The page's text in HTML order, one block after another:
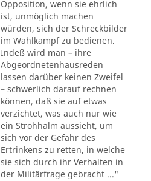
Opposition, wenn sie ehrlich
ist, unmöglich machen
würden, sich der Schreckbilder
im Wahlkampf zu bedienen.
Indeß wird man – ihre
Abgeordnetenhausreden
lassen darüber keinen Zweifel
– schwerlich darauf rechnen
können, daß sie auf etwas
verzichtet, was auch nur wie
ein Strohhalm aussieht, um
sich vor der Gefahr des
Ertrinkens zu retten, in welche
sie sich durch ihr Verhalten in
der Militärfrage gebracht ..."